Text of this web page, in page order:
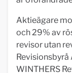
Aktieägare
och 29% av
revisor utan
Revisionsbyrå
WINTHERS